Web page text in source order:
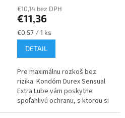
€10,14 bez DPH
€11,36
Jednotková
cena:
€0,57 / 1 ks
DETAIL
Pre maximálnu rozkoš bez
rizika. Kondóm Durex Sensual
Extra Lube vám poskytne
spoľahlivú ochranu, s ktorou si
môžete užívať intímne chvíle